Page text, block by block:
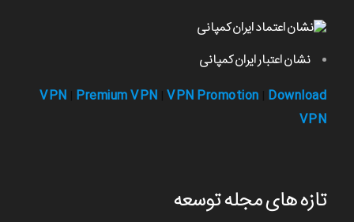
نشان اعتبار ایران کمپانی
VPN Premium VPN VPN Promotion Download
VPN
تازه های مجله توسعه